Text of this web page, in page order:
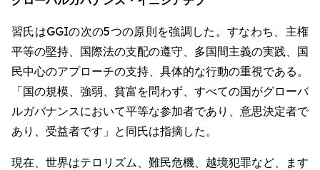
習氏はGGIの次の5つの原則を強調した。すなわち、主権
平等の堅持、国際法の支配の遵守、多国間主義の実践、国
民中心のアプローチの支持、具体的な行動の重視である。
「国の規模、強弱、貧富を問わず、すべての国がグローバ
ルガバナンスにおいて平等な参加者であり、意思決定者で
あり、受益者です」と同氏は指摘した。
現在、世界はテロリズム、難民危機、越境犯罪など、ます